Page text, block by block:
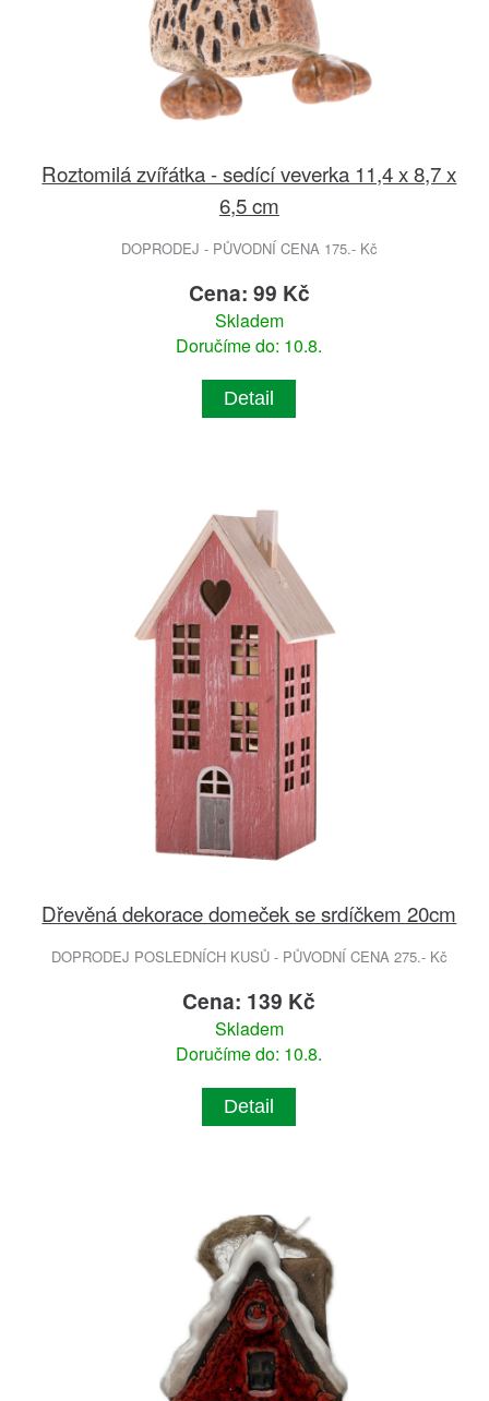
Roztomilá zvířátka - sedící veverka 11,4 x 8,7 x
6,5 cm
DOPRODEJ - PŮVODNÍ CENA 175.- Kč
Cena: 99 Kč
Skladem
Doručíme do: 10.8.
Detail
Dřevěná dekorace domeček se srdíčkem 20cm
DOPRODEJ POSLEDNÍCH KUSŮ - PŮVODNÍ CENA 275.- Kč
Cena: 139 Kč
Skladem
Doručíme do: 10.8.
Detail